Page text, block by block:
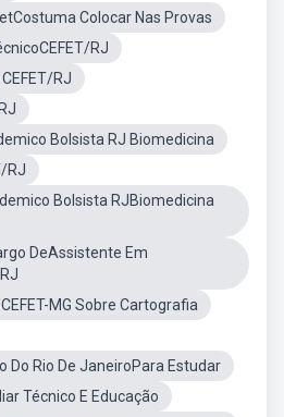
Colocar Nas Provas
RJ
RJ
Bolsista RJ Biomedicina
RJ
Bolsista RJBiomedicina
DeAssistente Em
MG Sobre Cartografia
Do Rio De JaneiroPara Estudar
Técnico E Educação